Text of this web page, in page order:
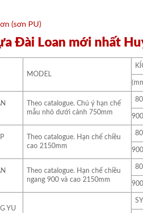
Đài Loan mới nhất
MODEL
Theo catalogue. Chú ý hạn chế
mẫu nhỏ dưới cánh 750mm
Theo catalogue. Hạn chế chiều
cao 2150mm
Theo catalogue. Hạn chế chiều
ngang 900 và cao 2150mm
YU